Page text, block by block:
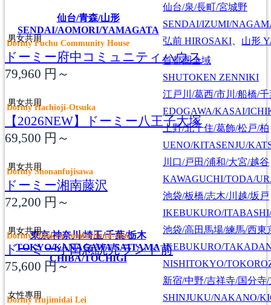
仙台/青森/山形
SENDAI/AOMORI/YAMAGATA
仙台/泉/長町/宮城野
SENDAI/IZUMI/
弘前 HIROSAKI 山形
東京/神奈川/埼玉/千葉/栃木
TOKYO/KANAGAWA/SAITAMA
CHIBA/TOCHIGI
首都圏全域
SHUTOKEN ZENNIKI
江戸川/葛西/市川/船橋/千
EDOGAWA/KASAI/
上野/北千住/葛飾/松戸/柏
UENO/KITASENJU/
川口/戸田/浦和/大宮/越谷
KAWAGUCHI/TODA/
池袋/板橋/志木/川越/坂戸
IKEBUKURO/
池袋/高田馬場/練馬/西東
IKEBUKURO/
NISHITOKYO/
新宿/中野/吉祥寺/国分寺
SHINJUKU/NAKANO/
男女共用
Dormy Fuchu Community House
ドーミー府中コミュニティハウス
79,960 円～
男女共用
Dormy Hachioji-Otsuka
【2026NEW】ドーミー八王子大塚
69,500 円～
男女共用
Dormy Shonanfujisawa
ドーミー湘南藤沢
72,200 円～
男女共用
Dormy Odakyu yomiuriland-mae
ドーミー小田急読売ランド前
75,600 円～
女性專用
Dormy Hujimidai Lei